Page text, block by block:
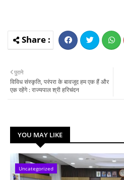
पुराने
विविध संस्कृति, परंपरा के बावजूद हम एक हैं और
एक रहेंगे : राज्यपाल श्री हरिचंदन
YOU MAY LIKE
Uncategorized